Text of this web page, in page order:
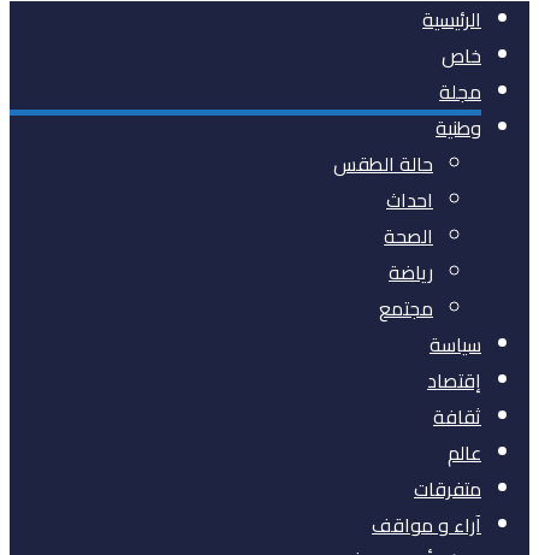
الرئيسية
خاص
مجلة
وطنية
حالة الطقس
احداث
الصحة
رياضة
مجتمع
سياسة
إقتصاد
ثقافة
عالم
متفرقات
آراء و مواقف